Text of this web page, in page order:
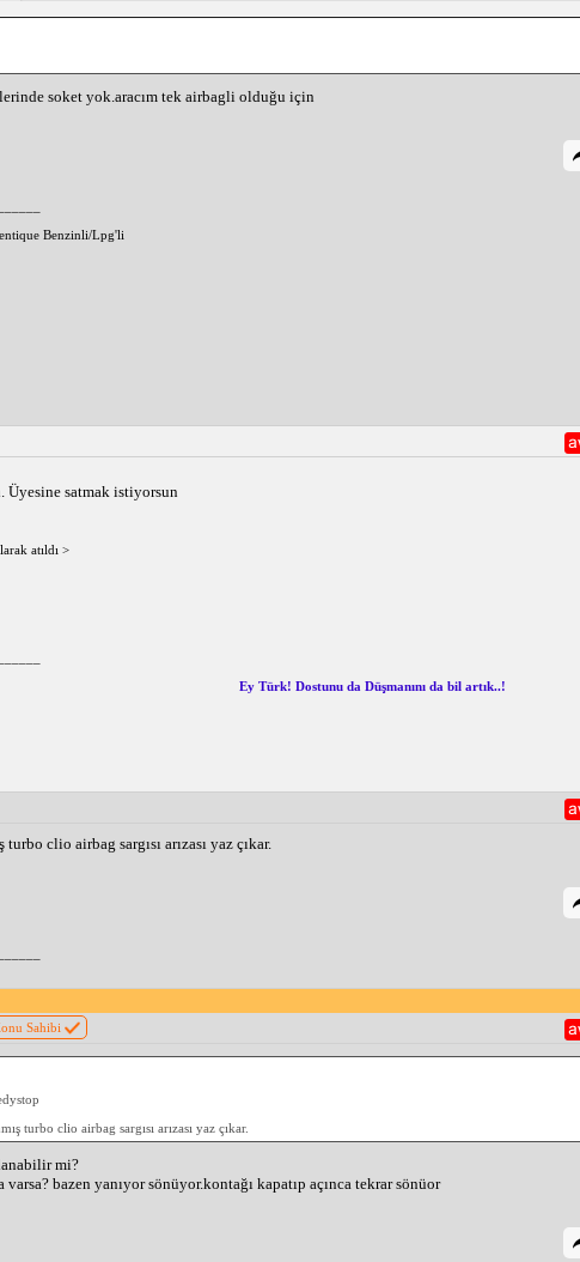
soket yok.aracım tek airbagli olduğu için
Benzinli/Lpg'li
Üyesine satmak istiyorsun
atıldı >
Ey Türk! Dostunu da Düşmanını da bil artık..!
turbo clio airbag sargısı arızası yaz çıkar.
Sahibi
turbo clio airbag sargısı arızası yaz çıkar.
mi?
bazen yanıyor sönüyor.kontağı kapatıp açınca tekrar sönüor